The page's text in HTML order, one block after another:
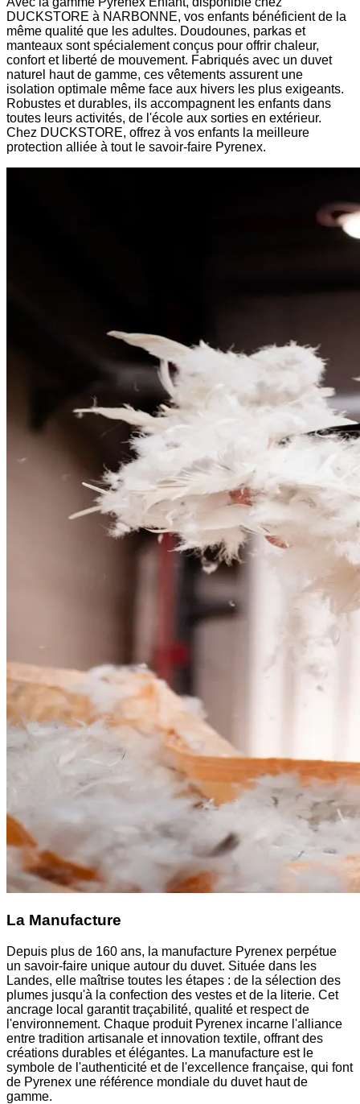
DUCKSTORE à NARBONNE, vos enfants bénéficient de la
même qualité que les adultes. Doudounes, parkas et
manteaux sont spécialement conçus pour offrir chaleur,
confort et liberté de mouvement. Fabriqués avec un duvet
naturel haut de gamme, ces vêtements assurent une
isolation optimale même face aux hivers les plus exigeants.
Robustes et durables, ils accompagnent les enfants dans
toutes leurs activités, de l'école aux sorties en extérieur.
Chez DUCKSTORE, offrez à vos enfants la meilleure
protection alliée à tout le savoir-faire Pyrenex.
La Manufacture
Depuis plus de 160 ans, la manufacture Pyrenex perpétue
un savoir-faire unique autour du duvet. Située dans les
Landes, elle maîtrise toutes les étapes : de la sélection des
plumes jusqu'à la confection des vestes et de la literie. Cet
ancrage local garantit traçabilité, qualité et respect de
l'environnement. Chaque produit Pyrenex incarne l'alliance
entre tradition artisanale et innovation textile, offrant des
créations durables et élégantes. La manufacture est le
symbole de l'authenticité et de l'excellence française, qui font
de Pyrenex une référence mondiale du duvet haut de
gamme.